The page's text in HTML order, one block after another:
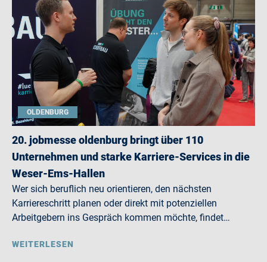
OLDENBURG
20. jobmesse oldenburg bringt über 110
Unternehmen und starke Karriere-Services in die
Weser-Ems-Hallen
Wer sich beruflich neu orientieren, den nächsten
Karriereschritt planen oder direkt mit potenziellen
Arbeitgebern ins Gespräch kommen möchte, findet…
WEITERLESEN